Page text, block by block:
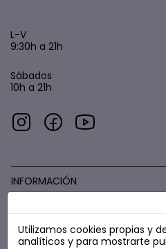
L-V
9:30h a 21h
Sábados
10h a 21h
INFORMACIÓN
COSMÉTICA LOW COST
Utilizamos cookies propias y
analíticos y para mostrarte